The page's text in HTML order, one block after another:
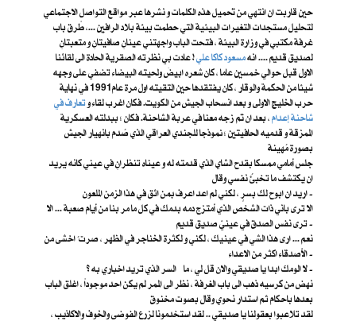
حين قاربت ان انتهي من تحميل هذه الكلمات و نشرها عبر مواقع التواصل الاجتماعي
لتحليل مستجدات التغيرات البيئية التي حطمت بيئة بلاد الرافين ...، طًرق باب
غرفة مكتبي في وزارة البيئة ، فتحت الباب واجهتني عينانِ صافيتانِ و متعبتانِ
لصديق قديم .... انهمسعود كاكا علي! عادت بي نظرته الصقرية الحادة الى لقائنا
الاول قبل حوالي خمسين عاما ، كان شعره ابيضَ ولحيته البيضاء تضفي على وجهه
شيئا من الحكمة والوقار ، كان يفتقدها حين التقيته اول مرة عام1991 في نهاية
حرب الخليج الاولى و بعد انسحاب الجيش من الكويت. فكان اغرب لقاء وتعارف في
شاحنة إعدام، بعد ان تم زجه معنا في عربة الشاحنة. فكان ؛ ببدلته العسكرية
الممزقة و قدميه الحافيتين ؛ نموذجا للجندي العراقي الذي صُدم بانهيار الجيش
بصورة مُهينة
جلس أمامي ممسكا بقدح الشاي الذي قدمته له و عيناه تنظرانِ في عيني كانه يريد
ان يكتشف ما تخبئُ نفسي وقال
اريد ان ابوح لك بسرٍ ، لكني لم اعد اعرف بمن اثق في هذا الزمن الملعون -
الا ترى باني ذات الشخص الذي أمتزج دمه بدمك في كل ما مر بنا من أيام صعبة ... الا
ترى نفس الصدق في عينيّ صديق قديم -
نعم ... ارى هذا الشي في عينيك ، لكني و لكثرة الخناجر في الظهر ، صرت ُ اخشى من
الأصدقاء اكثر من الاعداء -
لا الومك ابدا يا صديقي والان قل لي ، ما السر الذي تريد اخباري به ؟ -
نهض من كرسيه ذهب الى باب الغرفة ، نظر الى الممر لم يكن احد موجوداً ، اغلق الباب
بعدها باحكام ثم استدار نحوي وقال بصوت مخنوق
لقد تلاعبوا بعقولنا يا صديقي .. لقد استخدمونا لزرع الفوضى والخوف والاكاذيب ،